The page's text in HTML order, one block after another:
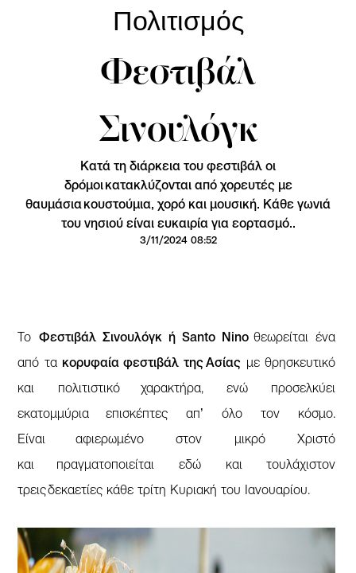
Πολιτισμός
Φεστιβάλ
Σινουλόγκ
Κατά τη διάρκεια του φεστιβάλ οι
δρόμοι κατακλύζονται από χορευτές με
θαυμάσια κουστούμια, χορό και μουσική. Κάθε γωνιά
του νησιού είναι ευκαιρία για εορτασμό..
3/11/2024 08:52
Το Φεστιβάλ Σινουλόγκ ή Santo Nino θεωρείται ένα
από τακορυφαία φεστιβάλ της Ασίας με θρησκευτικό
και πολιτιστικό χαρακτήρα, ενώ προσελκύει
εκατομμύρια επισκέπτες απ’ όλο τον κόσμο.
Είναι αφιερωμένο στον μικρό Χριστό
και πραγματοποιείται εδώ και τουλάχιστον
τρεις δεκαετίες κάθε τρίτη Κυριακή του Ιανουαρίου.